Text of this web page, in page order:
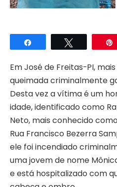
Compartilhar
Em José de Freitas-PI,
queimada criminalmente
Desta vez a vítima é um
idade, identificado como
Neto, mais conhecido
Rua Francisco Bezerra
ele foi incendiado
uma jovem de nome
e está hospitalizado com